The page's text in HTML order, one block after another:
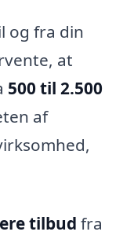
og fra din
at
500 til 2.500
af
tilbud fra